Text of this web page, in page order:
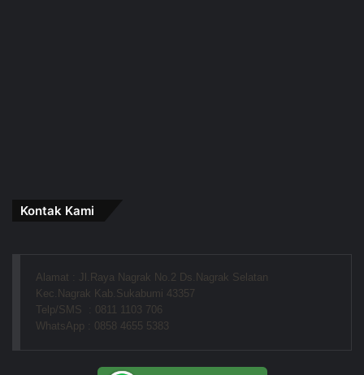
Kontak Kami
Alamat : Jl.Raya Nagrak No.2 Ds.Nagrak Selatan
Kec.Nagrak Kab.Sukabumi 43357
Telp/SMS  : 0811 1103 706
WhatsApp : 0858 4655 5383